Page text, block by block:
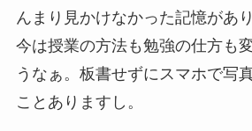
んまり見かけなかった記憶があり
今は授業の方法も勉強の仕方も
うなぁ。板書せずにスマホで写
ことありますし。